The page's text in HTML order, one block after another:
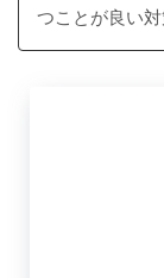
つことが良い対